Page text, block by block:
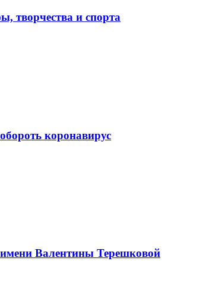
творчества и спорта
коронавирус
Валентины Терешковой